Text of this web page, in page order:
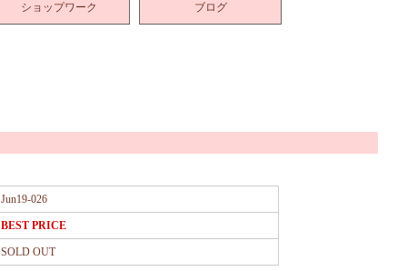
ショップワーク ブログ
Jun19-026
BEST PRICE
SOLD OUT